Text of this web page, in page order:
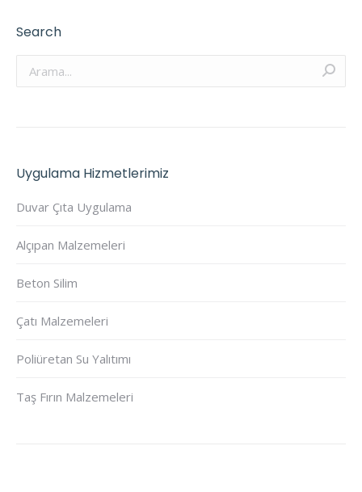
Search
Arama:
Uygulama Hizmetlerimiz
Duvar Çıta Uygulama
Alçıpan Malzemeleri
Beton Silim
Çatı Malzemeleri
Poliüretan Su Yalıtımı
Taş Fırın Malzemeleri